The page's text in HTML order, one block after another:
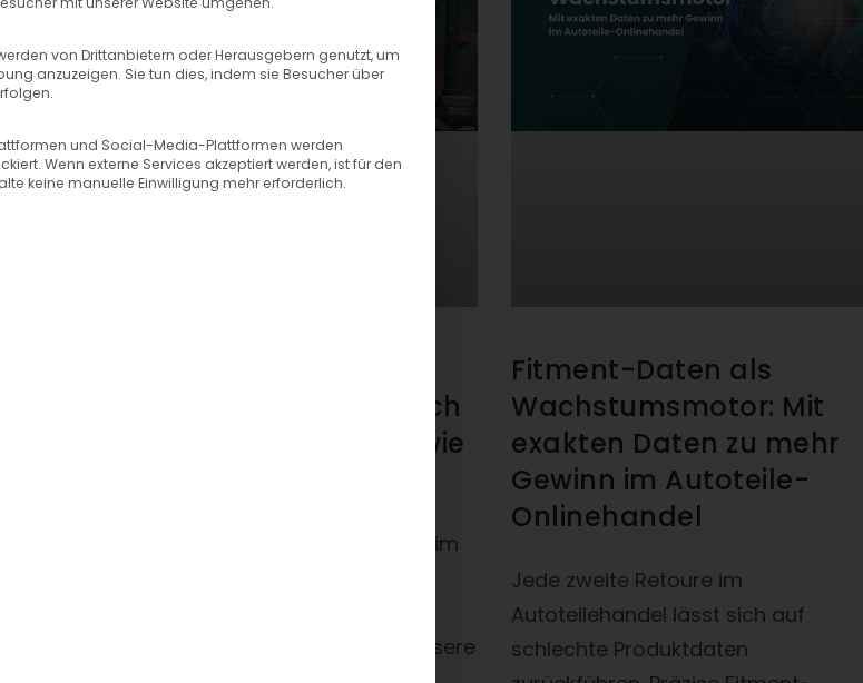
und
Autoteile im Netz falsch
bestellt werden und wie
Wenn Sie Ihre eigene Strategie im
einige Schlüsselfragen: Sind unsere
Fitment-Daten als
Wachstumsmotor: Mit
exakten Daten zu mehr
Gewinn im Autoteile-
Onlinehandel
Jede zweite Retoure im
Autoteilehandel lässt sich auf
schlechte Produktdaten
von Drittanbietern oder Herausgebern genutzt, um
anzuzeigen. Sie tun dies, indem sie Besucher über
und Social-Media-Plattformen werden
Wenn externe Services akzeptiert werden, ist für den
keine manuelle Einwilligung mehr erforderlich.